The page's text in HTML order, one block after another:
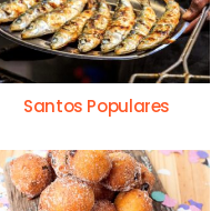
Santos Populares